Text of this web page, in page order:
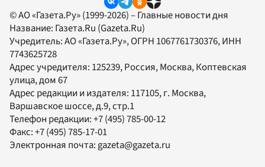
© АО «Газета.Ру» (1999-2026) – Главные новости дня
Название: Газета.Ru (Gazeta.Ru)
Учредитель:АО «Газета.Ру», ОГРН 1067761730376, ИНН
7743625728
Адрес учредителя: 125239, Россия, Москва, Коптевская
улица, дом 67
Адрес редакции и издателя: 117105, г. Москва,
Варшавское шоссе, д.9, стр.1
Телефон редакции:+7 (495) 785-00-12
Факс:+7 (495) 785-17-01
Электронная почта:gazeta@gazeta.ru